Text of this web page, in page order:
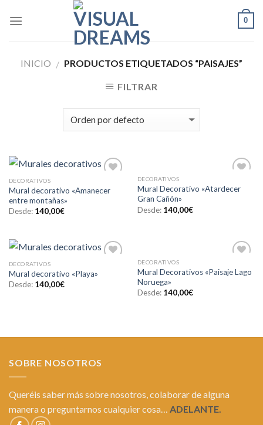
0
INICIO / PRODUCTOS ETIQUETADOS “PAISAJES”
FILTRAR
a la
DECORATIVOS
Mural decorativo «Amanecer
entre montañas»
Desde: 140,00€
a la
DECORATIVOS
Mural Decorativo «Atardecer
Gran Cañón»
Desde: 140,00€
DECORATIVOS
Mural decorativo «Playa»
Desde: 140,00€
a la
DECORATIVOS
Mural Decorativos «Paisaje Lago
Noruega»
Desde: 140,00€
SOBRE NOSOTROS
Queréis saber más sobre nosotros, colaborar de alguna
manera o preguntarnos cualquier cosa… ADELANTE.